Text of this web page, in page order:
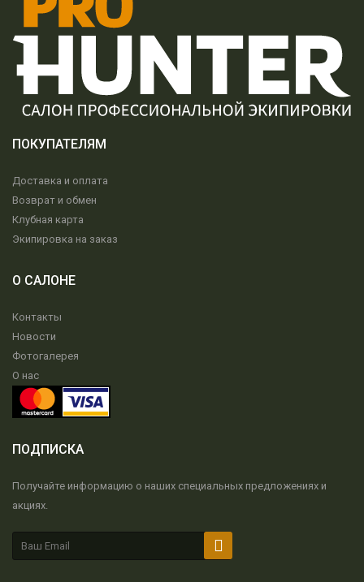
ПОКУПАТЕЛЯМ
Доставка и оплата
Возврат и обмен
Клубная карта
Экипировка на заказ
О САЛОНЕ
Контакты
Новости
Фотогалерея
О нас
ПОДПИСКА
Получайте информацию о наших специальных предложениях и
акциях.